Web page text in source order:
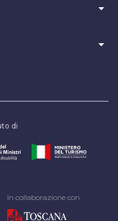
arrow_drop_down
arrow_drop_down
di
In collaborazione con